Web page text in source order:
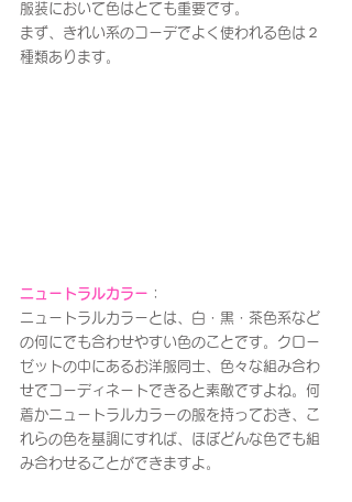
服装において色はとても重要です。
まず、きれい系のコーデでよく使われる色は２
種類あります。
ニュートラルカラー ：
ニュートラルカラーとは、白・黒・茶色系など
の何にでも合わせやすい色のことです。クロー
ゼットの中にあるお洋服同士、色々な組み合わ
せでコーディネートできると素敵ですよね。何
着かニュートラルカラーの服を持っておき、こ
れらの色を基調にすれば、ほぼどんな色でも組
み合わせることができますよ。